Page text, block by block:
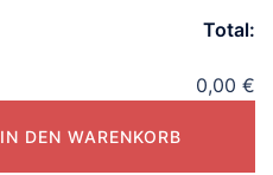
Total:
0,00 €
IN DEN WARENKORB